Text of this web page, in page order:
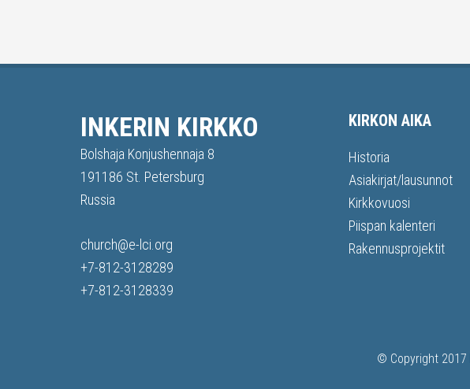
INKERIN KIRKKO
Bolshaja Konjushennaja 8
191186 St. Petersburg
Russia
church@e-lci.org
+7-812-3128289
+7-812-3128339
KIRKON AIKA
Historia
Asiakirjat/lausunnot
Kirkkovuosi
Piispan kalenteri
Rakennusprojektit
© Copyright 2017